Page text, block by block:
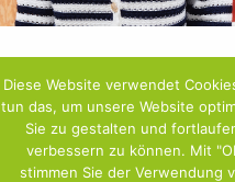
Diese Website verwendet
tun das, um unsere Website
Sie zu gestalten und
verbessern zu können. Mit
stimmen Sie der Verwendung